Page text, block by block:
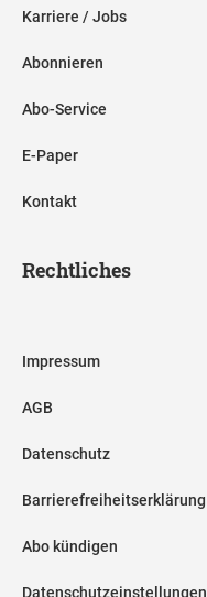
Karriere / Jobs
Abonnieren
Abo-Service
E-Paper
Kontakt
Rechtliches
Impressum
AGB
Datenschutz
Barrierefreiheitserklärung
Abo kündigen
Datenschutzeinstellungen